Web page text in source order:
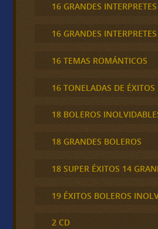
16 GRANDES INTERPRETES
16 GRANDES
16 TEMAS ROMÁNTICOS
16 TONELADAS DE ÉXITOS
18 BOLEROS
18 GRANDES BOLEROS
18 SUPER ÉXITOS 14
19 ÉXITOS BOLEROS
2 CD